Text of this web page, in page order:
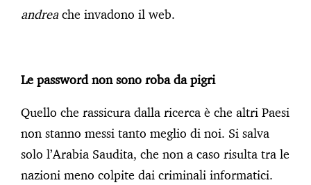
andreache invadono il web.
Le password non sono roba da pigri
Quello che rassicura dalla ricerca è che altri Paesi
non stanno messi tanto meglio di noi. Si salva
solo l’Arabia Saudita, che non a caso risulta tra le
nazioni meno colpite dai criminali informatici.